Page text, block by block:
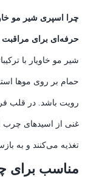
حرفه‌ای برای
شیر مو خاویار با
حمام بر روی موها
رویت باشد. در قلب
غنی از اسیدهای چرب
تغذیه می‌کنند و به
مناسب برای